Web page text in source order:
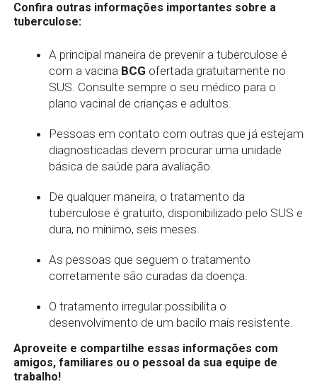
Confira outras informações importantes sobre a
tuberculose:
A principal maneira de prevenir a tuberculose é
com a vacina BCG ofertada gratuitamente no
SUS. Consulte sempre o seu médico para o
plano vacinal de crianças e adultos.
Pessoas em contato com outras que já estejam
diagnosticadas devem procurar uma unidade
básica de saúde para avaliação.
De qualquer maneira, o tratamento da
tuberculose é gratuito, disponibilizado pelo SUS e
dura, no mínimo, seis meses.
As pessoas que seguem o tratamento
corretamente são curadas da doença.
O tratamento irregular possibilita o
desenvolvimento de um bacilo mais resistente.
Aproveite e compartilhe essas informações com
amigos, familiares ou o pessoal da sua equipe de
trabalho!